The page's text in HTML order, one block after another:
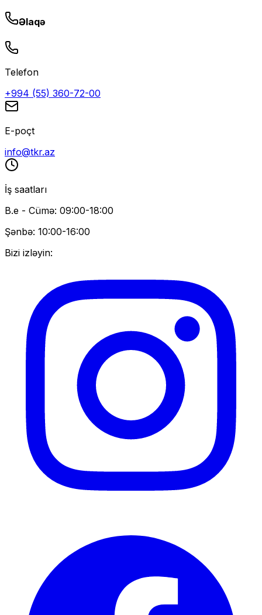
Əlaqə
Telefon
+994 (55) 360-72-00
E-poçt
info@tkr.az
İş saatları
B.e - Cümə: 09:00-18:00
Şənbə: 10:00-16:00
Bizi izləyin: